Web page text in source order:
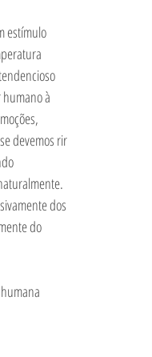
estímulo
humano à
devemos rir
dos
do